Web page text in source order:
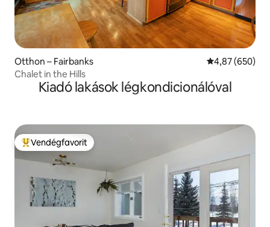
Otthon – Fairbanks Átlagos
4,87 (650)
Chalet in the Hills
Kiadó lakások légkondicionálóval
Kiemelt vendégfavorit
Vendégfavorit